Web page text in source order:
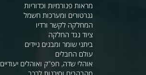
מראות פנורמיות וכדוריות
גנרטורים ומערכות חשמל
המחלקה לקשר ורדיו
ציוד נגד החלקה
ביתני שומר ומבנים ניידים
עולם החבלים
אוהלי שדה, חפ"ק ואוהלים יעודיים
מהבהבים וסירנות לרכב